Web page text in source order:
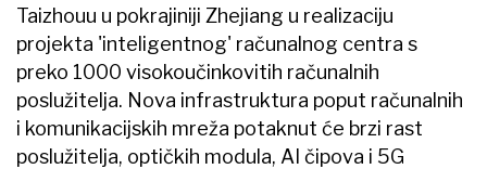
Taizhouu u pokrajiniji Zhejiang u realizaciju
projekta 'inteligentnog' računalnog centra s
preko 1000 visokoučinkovitih računalnih
poslužitelja. Nova infrastruktura poput računalnih
i komunikacijskih mreža potaknut će brzi rast
poslužitelja, optičkih modula, AI čipova i 5G